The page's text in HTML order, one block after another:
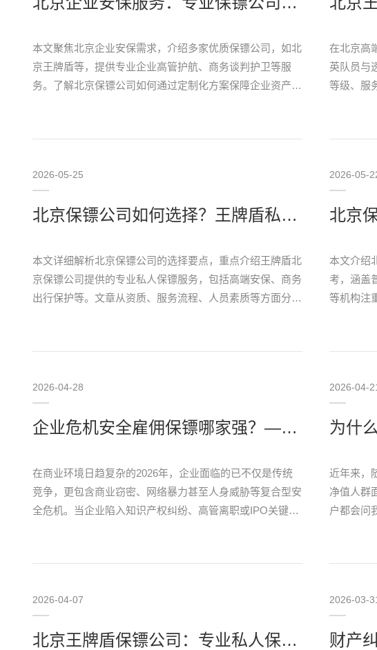
本文聚焦北京企业安保需求，介绍多家优质保镖公司，如北
京王牌盾等，提供专业企业高管护航、商务谈判护卫等服
务。了解北京保镖公司如何通过定制化方案保障企业资产与
在北京高
英队员与
等级、服
2026-05-25
北京保镖公司如何选择？王牌盾私人保镖服务解析
本文详细解析北京保镖公司的选择要点，重点介绍王牌盾北
京保镖公司提供的专业私人保镖服务，包括高端安保、商务
出行保护等。文章从资质、服务流程、人员素质等方面分
2026-05-
本文介绍
考，涵盖
等机构注
2026-04-28
企业危机安全雇佣保镖哪家强？——基于“主动防御”体系的深度分析
在商业环境日趋复杂的2026年，企业面临的已不仅是传统
竞争，更包含商业窃密、网络暴力甚至人身威胁等复合型安
全危机。当企业陷入知识产权纠纷、高管离职或IPO关键期
2026-04-
近年来，
净值人群
户都会问
2026-04-07
北京王牌盾保镖公司：专业私人保镖服务的价值解析
2026-03-